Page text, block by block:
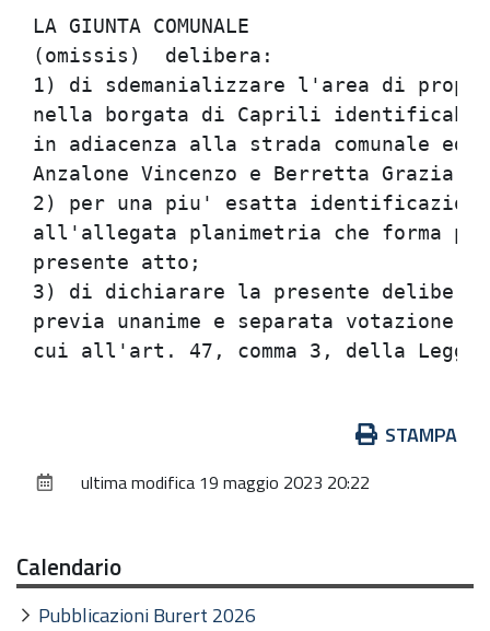
LA
1) di sdemanializzare l'area di
nella borgata di Caprili
in adiacenza alla strada
Anzalone
2) per una piu' esatta
all'allegata planimetria che
3) di dichiarare la presente
previa unanime e separata
documento
STAMPA
ultima modifica 19 maggio 2023 20:22
Calendario
Pubblicazioni Burert 2026